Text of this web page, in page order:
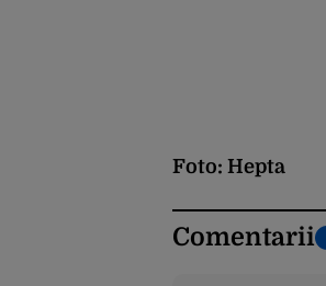
Foto: Hepta
Comentarii